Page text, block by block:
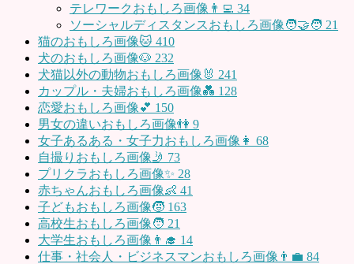
テレワークおもしろ画像👨‍💻 34
ソーシャルディスタンスおもしろ画像🧑‍🤝‍🧑 21
猫のおもしろ画像🐱 410
犬のおもしろ画像🐶 232
犬猫以外の動物おもしろ画像🐰 241
カップル・夫婦おもしろ画像💑 128
恋愛おもしろ画像💕 150
男女の違いおもしろ画像👫 9
女子あるある・女子力おもしろ画像👩 68
自撮りおもしろ画像🤳 73
プリクラおもしろ画像✨ 28
赤ちゃんおもしろ画像👶 41
子どもおもしろ画像🧒 163
高校生おもしろ画像🧑 21
大学生おもしろ画像👨‍🎓 14
仕事・社会人・ビジネスマンおもしろ画像👨‍💼 84